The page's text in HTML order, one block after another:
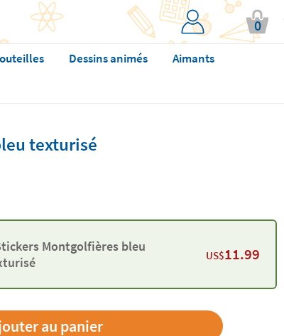
0
Dessins animés
Aimants
texturisé
Montgolfières bleu
US$11.99